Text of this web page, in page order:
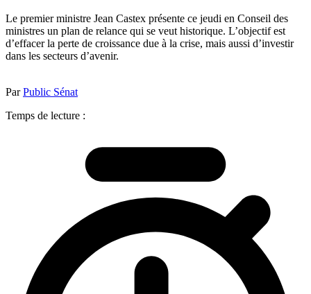
Le premier ministre Jean Castex présente ce jeudi en Conseil des
ministres un plan de relance qui se veut historique. L’objectif est
d’effacer la perte de croissance due à la crise, mais aussi d’investir
dans les secteurs d’avenir.
ParPublic Sénat
Temps de lecture :